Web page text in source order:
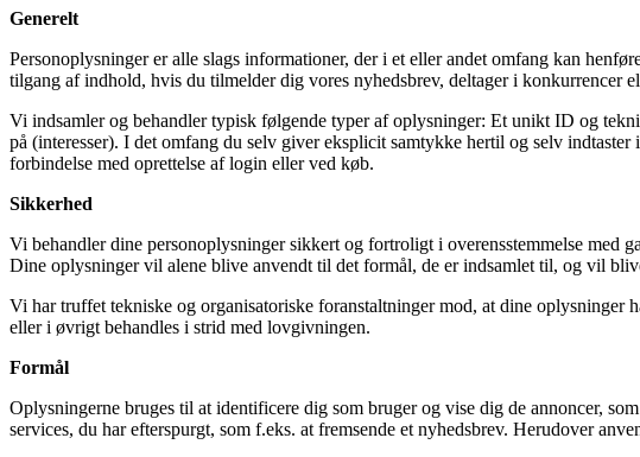
Generelt
Personoplysninger er alle slags informationer, der i et eller andet omfang kan
tilgang af indhold, hvis du tilmelder dig vores nyhedsbrev, deltager i konkurrencer
Vi indsamler og behandler typisk følgende typer af oplysninger: Et unikt ID og
på (interesser). I det omfang du selv giver eksplicit samtykke hertil og selv
forbindelse med oprettelse af login eller ved køb.
Sikkerhed
Vi behandler dine personoplysninger sikkert og fortroligt i overensstemmelse med
Dine oplysninger vil alene blive anvendt til det formål, de er indsamlet til, og vil
Vi har truffet tekniske og organisatoriske foranstaltninger mod, at dine
eller i øvrigt behandles i strid med lovgivningen.
Formål
Oplysningerne bruges til at identificere dig som bruger og vise dig de annoncer,
services, du har efterspurgt, som f.eks. at fremsende et nyhedsbrev. Herudover